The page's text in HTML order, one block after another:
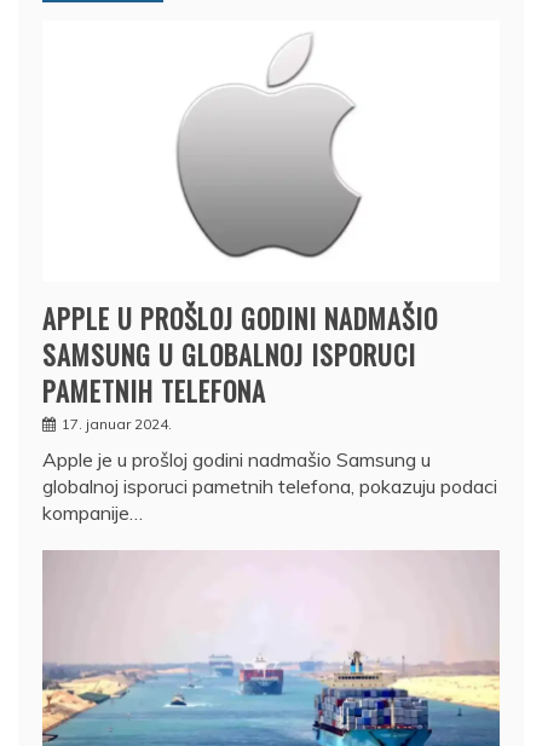
APPLE U PROŠLOJ GODINI NADMAŠIO
SAMSUNG U GLOBALNOJ ISPORUCI
PAMETNIH TELEFONA
17. januar 2024.
Apple je u prošloj godini nadmašio Samsung u
globalnoj isporuci pametnih telefona, pokazuju podaci
kompanije…